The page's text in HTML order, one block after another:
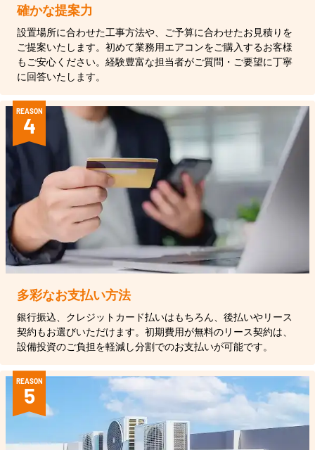
確かな提案力
設置場所に合わせた工事方法や、ご予算に合わせたお見積りを
ご提案いたします。初めて業務用エアコンをご購入するお客様
もご安心ください。経験豊富な担当者がご質問・ご要望に丁寧
に回答いたします。
REASON
4
多彩なお支払い方法
銀行振込、クレジットカード払いはもちろん、後払いやリース
契約もお選びいただけます。初期費用が無料のリース契約は、
設備投資のご負担を軽減し分割でのお支払いが可能です。
REASON
5